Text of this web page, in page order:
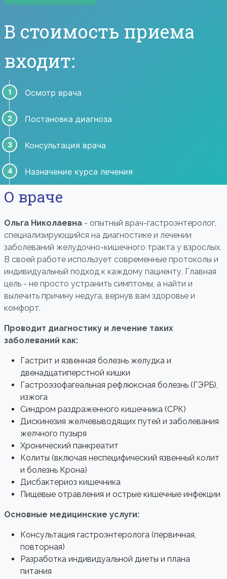
В стоимость приема
входит:
Осмотр врача
Постановка диагноза
Консультация врача
Назначение курса лечения
О враче
Ольга Николаевна - опытный врач-гастроэнтеролог,
специализирующийся на диагностике и лечении
заболеваний желудочно-кишечного тракта у взрослых.
В своей работе использует современные протоколы и
индивидуальный подход к каждому пациенту. Главная
цель - не просто устранить симптомы, а найти и
вылечить причину недуга, вернув вам здоровье и
комфорт.
Проводит диагностику и лечение таких
заболеваний как:
Гастрит и язвенная болезнь желудка и
двенадцатиперстной кишки
Гастроэзофагеальная рефлюксная болезнь (ГЭРБ),
изжога
Синдром раздраженного кишечника (СРК)
Дискинезия желчевыводящих путей и заболевания
желчного пузыря
Хронический панкреатит
Колиты (включая неспецифический язвенный колит
и болезнь Крона)
Дисбактериоз кишечника
Пищевые отравления и острые кишечные инфекции
Основные медицинские услуги:
Консультация гастроэнтеролога (первичная,
повторная)
Разработка индивидуальной диеты и плана
питания